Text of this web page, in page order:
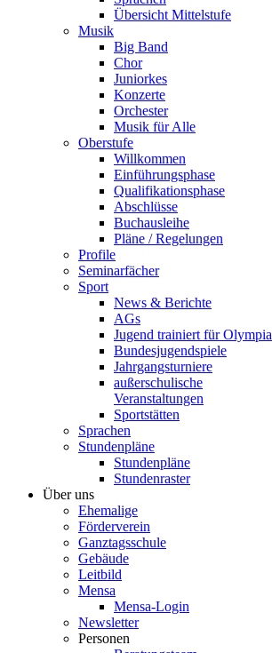
Übersicht Mittelstufe
Musik
Big Band
Chor
Juniorkes
Konzerte
Orchester
Musik für Alle
Oberstufe
Willkommen
Einführungsphase
Qualifikationsphase
Abschlüsse
Buchausleihe
Pläne / Regelungen
Profile
Seminarfächer
Sport
News & Berichte
AGs
Jugend trainiert für Olympia
Bundesjugendspiele
Jahrgangsturniere
außerschulische
Veranstaltungen
Sportstätten
Sprachen
Stundenpläne
Stundenpläne
Stundenraster
Über uns
Ehemalige
Förderverein
Ganztagsschule
Gebäude
Leitbild
Mensa
Mensa-Login
Newsletter
Personen